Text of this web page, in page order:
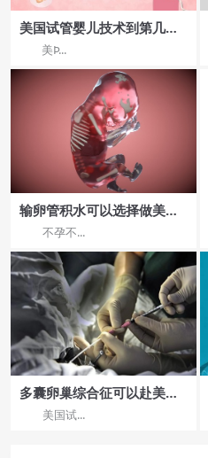
美国试管婴儿技术到第几代
了？
美Þ...
输卵管积水可以选择做美国
试管婴儿吗
不孕不...
多囊卵巢综合征可以赴美做
试管婴儿吗
美国试...